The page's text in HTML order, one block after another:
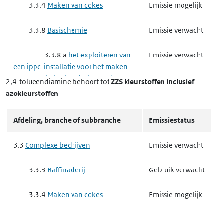
3.3.4 Maken van cokes Emissie mogelijk
3.3.8 Basischemie Emissie verwacht
3.3.8 a het exploiteren van
een ippc-installatie voor het maken
van organisch-chemische producten
Emissie verwacht
van producten voor
2,4-tolueendiamine behoort totZZS kleurstoffen inclusief
azokleurstoffen
Afdeling, branche of subbranche Emissiestatus
3.3 Complexe bedrijven Emissie verwacht
3.3.3 Raffinaderij Gebruik verwacht
3.3.4 Maken van cokes Emissie mogelijk